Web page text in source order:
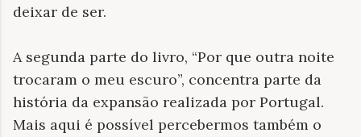
deixar de ser.
A segunda parte do livro, “Por que outra noite
trocaram o meu escuro”, concentra parte da
história da expansão realizada por Portugal.
Mais aqui é possível percebermos também o